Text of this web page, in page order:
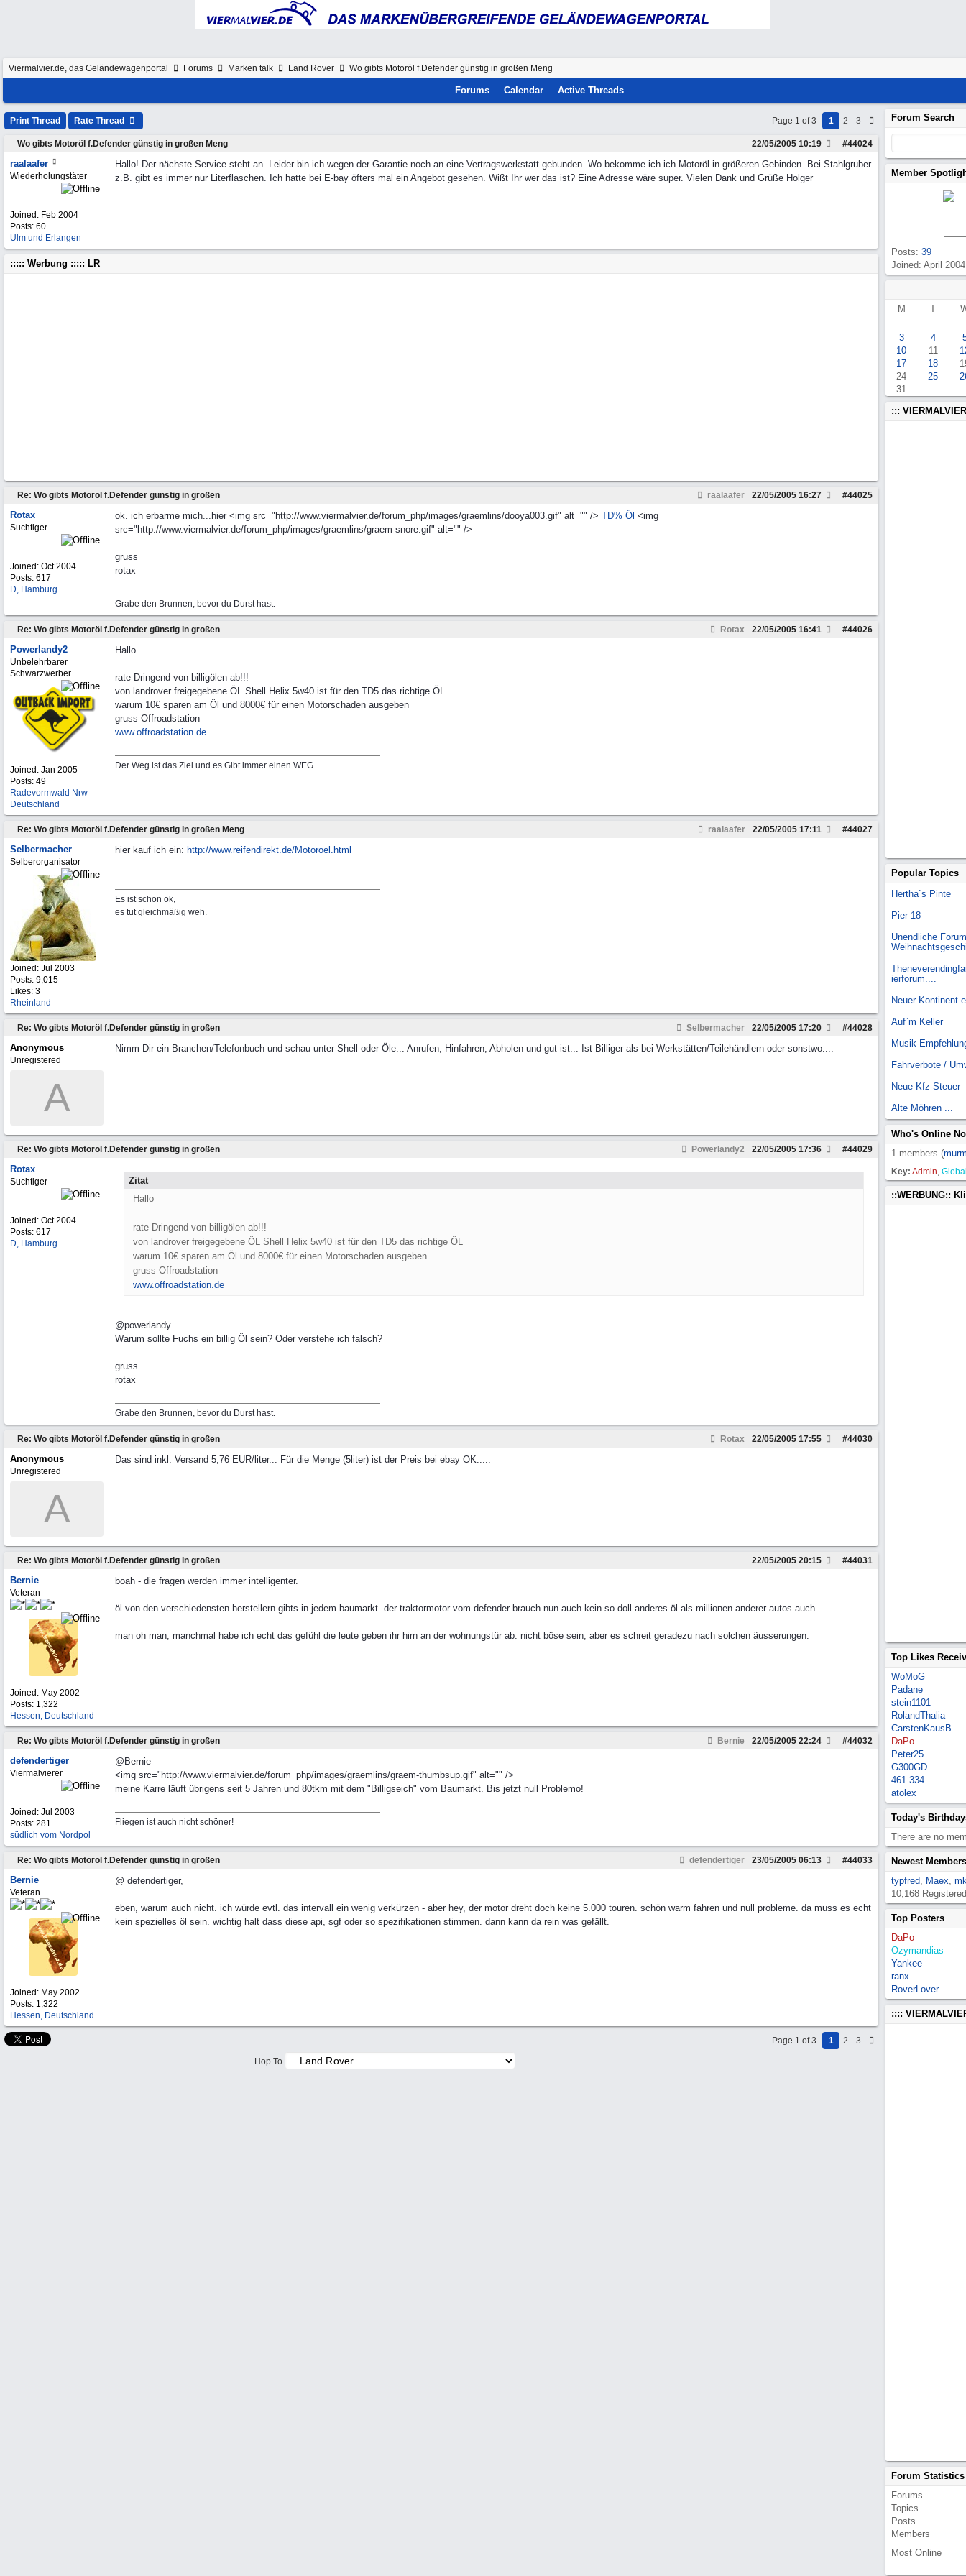
Viermalvier.de, das Geländewagenportal Forums Marken talk Land Rover Wo gibts Motoröl f.Defender günstig in großen Meng
Forums Calendar Active Threads
Print Thread Rate Thread Page 1 of 3 1 2 3
Wo gibts Motoröl f.Defender günstig in großen Meng #44024
22/05/2005 10:19
raalaafer
Wiederholungstäter
Joined: Feb 2004
Posts: 60
Ulm und Erlangen
Hallo! Der nächste Service steht an. Leider bin ich wegen der Garantie noch an eine Vertragswerkstatt gebunden. Wo bekomme ich ich Motoröl in größeren Gebinden. Bei Stahlgruber
z.B. gibt es immer nur Literflaschen. Ich hatte bei E-bay öfters mal ein Angebot gesehen. Wißt Ihr wer das ist? Eine Adresse wäre super. Vielen Dank und Grüße Holger
::::: Werbung ::::: LR
Re: Wo gibts Motoröl f.Defender günstig in großen raalaafer #44025
22/05/2005 16:27
Rotax
Suchtiger
Joined: Oct 2004
Posts: 617
D, Hamburg
ok. ich erbarme mich...hier <img src="http://www.viermalvier.de/forum_php/images/graemlins/dooya003.gif" alt="" /> TD% Öl <img
src="http://www.viermalvier.de/forum_php/images/graemlins/graem-snore.gif" alt="" />
gruss
rotax
Grabe den Brunnen, bevor du Durst hast.
Re: Wo gibts Motoröl f.Defender günstig in großen Rotax #44026
22/05/2005 16:41
Powerlandy2
Unbelehrbarer
Schwarzwerber
Joined: Jan 2005
Posts: 49
Radevormwald Nrw
Deutschland
Hallo
rate Dringend von billigölen ab!!!
von landrover freigegebene ÖL Shell Helix 5w40 ist für den TD5 das richtige ÖL
warum 10€ sparen am Öl und 8000€ für einen Motorschaden ausgeben
gruss Offroadstation
www.offroadstation.de
Der Weg ist das Ziel und es Gibt immer einen WEG
Re: Wo gibts Motoröl f.Defender günstig in großen Meng raalaafer #44027
22/05/2005 17:11
Selbermacher
Selberorganisator
Joined: Jul 2003
Posts: 9,015
Likes: 3
Rheinland
hier kauf ich ein: http://www.reifendirekt.de/Motoroel.html
Es ist schon ok,
es tut gleichmäßig weh.
Re: Wo gibts Motoröl f.Defender günstig in großen Selbermacher #44028
22/05/2005 17:20
Anonymous
Unregistered
A
Nimm Dir ein Branchen/Telefonbuch und schau unter Shell oder Öle... Anrufen, Hinfahren, Abholen und gut ist... Ist Billiger als bei Werkstätten/Teilehändlern oder sonstwo....
Re: Wo gibts Motoröl f.Defender günstig in großen Powerlandy2 #44029
22/05/2005 17:36
Rotax
Suchtiger
Joined: Oct 2004
Posts: 617
D, Hamburg
Zitat
Hallo
rate Dringend von billigölen ab!!!
von landrover freigegebene ÖL Shell Helix 5w40 ist für den TD5 das richtige ÖL
warum 10€ sparen am Öl und 8000€ für einen Motorschaden ausgeben
gruss Offroadstation
www.offroadstation.de
@powerlandy
Warum sollte Fuchs ein billig Öl sein? Oder verstehe ich falsch?
gruss
rotax
Grabe den Brunnen, bevor du Durst hast.
Re: Wo gibts Motoröl f.Defender günstig in großen Rotax #44030
22/05/2005 17:55
Anonymous
Unregistered
A
Das sind inkl. Versand 5,76 EUR/liter... Für die Menge (5liter) ist der Preis bei ebay OK.....
Re: Wo gibts Motoröl f.Defender günstig in großen #44031
22/05/2005 20:15
Bernie
Veteran
Joined: May 2002
Posts: 1,322
Hessen, Deutschland
boah - die fragen werden immer intelligenter.
öl von den verschiedensten herstellern gibts in jedem baumarkt. der traktormotor vom defender brauch nun auch kein so doll anderes öl als millionen anderer autos auch.
man oh man, manchmal habe ich echt das gefühl die leute geben ihr hirn an der wohnungstür ab. nicht böse sein, aber es schreit geradezu nach solchen äusserungen.
Re: Wo gibts Motoröl f.Defender günstig in großen Bernie #44032
22/05/2005 22:24
defendertiger
Viermalvierer
Joined: Jul 2003
Posts: 281
südlich vom Nordpol
@Bernie
<img src="http://www.viermalvier.de/forum_php/images/graemlins/graem-thumbsup.gif" alt="" />
meine Karre läuft übrigens seit 5 Jahren und 80tkm mit dem "Billigseich" vom Baumarkt. Bis jetzt null Problemo!
Fliegen ist auch nicht schöner!
Re: Wo gibts Motoröl f.Defender günstig in großen defendertiger #44033
23/05/2005 06:13
Bernie
Veteran
Joined: May 2002
Posts: 1,322
Hessen, Deutschland
@ defendertiger,
eben, warum auch nicht. ich würde evtl. das intervall ein wenig verkürzen - aber hey, der motor dreht doch keine 5.000 touren. schön warm fahren und null probleme. da muss es echt
kein spezielles öl sein. wichtig halt dass diese api, sgf oder so spezifikationen stimmen. dann kann da rein was gefällt.
Page 1 of 3 1 2 3
Hop To
Forum Search
Member
Posts: 39
Joined: April 2004
M T
3 4
10
11
17
18
24
25
31
:::
Popular Topics
Hertha`s Pinte
Pier 18
Unendliche
ierforum....
Neuer Kontinent
Auf`m Keller
Musik-
Fahrverbote /
Neue Kfz-Steuer
Alte Möhren ...
Who's Online
1 members (
Key: Admin,
::WERBUNG::
Top Likes
WoMoG
Padane
stein1101
RolandThalia
CarstenKausB
DaPo
Peter25
G300GD
461.334
atolex
Today's
There are no
Newest Members
typfred, Maex,
10,168
Top Posters
DaPo
Ozymandias
Yankee
ranx
RoverLover
::::
Forum Statistics
Forums
Topics
Posts
Members
Most Online